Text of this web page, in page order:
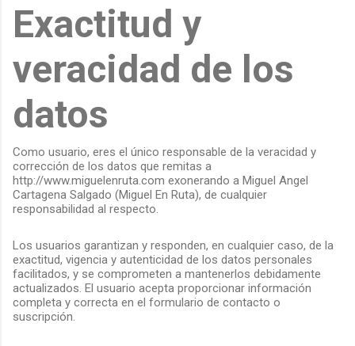
Exactitud y
veracidad de los
datos
Como usuario, eres el único responsable de la veracidad y
corrección de los datos que remitas a
http://www.miguelenruta.com exonerando a Miguel Angel
Cartagena Salgado (Miguel En Ruta), de cualquier
responsabilidad al respecto.
Los usuarios garantizan y responden, en cualquier caso, de la
exactitud, vigencia y autenticidad de los datos personales
facilitados, y se comprometen a mantenerlos debidamente
actualizados. El usuario acepta proporcionar información
completa y correcta en el formulario de contacto o
suscripción.